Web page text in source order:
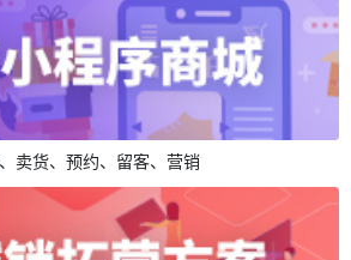
卖货、预约、留客、营销